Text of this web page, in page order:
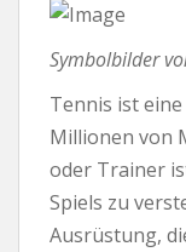
Symbolbilder
Tennis ist
Millionen von
oder Trainer
Spiels zu
Ausrüstung,